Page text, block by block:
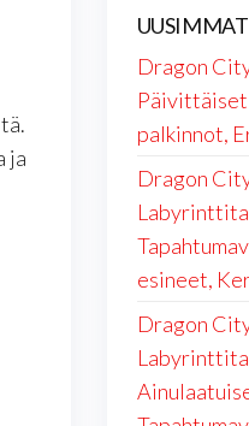
ja
Dragon
palkinnot,
Dragon
esineet,
Dragon